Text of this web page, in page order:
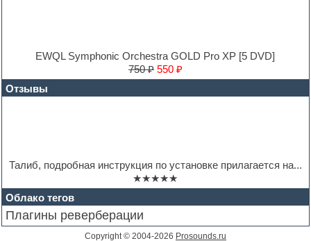
Maschine Expansion
Massive presets
Mastering plug-ins
Notation software
Orchestra
Orchestra drums
Organ
EWQL Symphonic Orchestra GOLD Pro XP [5 DVD]
750 ₽ 550 ₽
Отзывы
Талиб, подробная инструкция по установке прилагается на...
★★★★★
Облако тегов
Плагины реверберации
Copyright © 2004-2026 Prosounds.ru